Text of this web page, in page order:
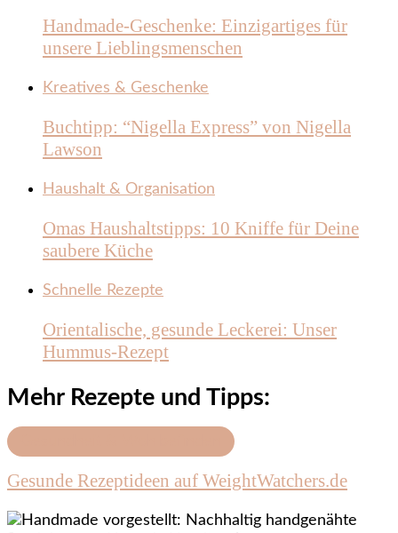
Handmade-Geschenke: Einzigartiges für
unsere Lieblingsmenschen
Kreatives & Geschenke
Buchtipp: “Nigella Express” von Nigella
Lawson
Haushalt & Organisation
Omas Haushaltstipps: 10 Kniffe für Deine
saubere Küche
Schnelle Rezepte
Orientalische, gesunde Leckerei: Unser
Hummus-Rezept
Mehr Rezepte und Tipps:
Gesunde Rezeptideen auf WeightWatchers.de